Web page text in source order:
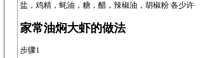
盐，鸡精，蚝油，糖，醋，辣椒油，胡椒粉 各少许
家常油焖大虾的做法
步骤1